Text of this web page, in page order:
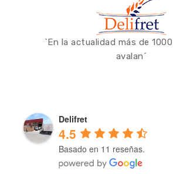
`En la actualidad más de
avalan´
Delifret
4.5
Basado en 11 reseñas.